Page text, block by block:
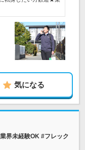
気になる
界未経験OK #フレック